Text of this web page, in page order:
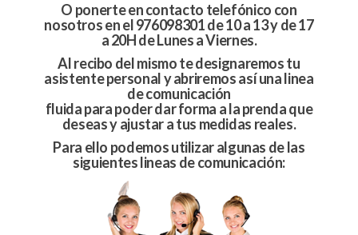
O ponerte en contacto telefónico con
nosotros en el 976098301 de 10 a 13 y de 17
a 20H de Lunes a Viernes.
Al recibo del mismo te designaremos tu
asistente personal y abriremos así una linea
de comunicación
fluida para poder dar forma a la prenda que
deseas y ajustar a tus medidas reales.
Para ello podemos utilizar algunas de las
siguientes lineas decomunicación: